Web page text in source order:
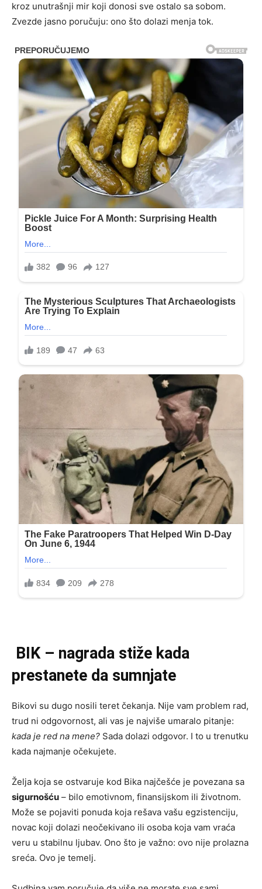
kroz unutrašnji mir koji donosi sve ostalo sa sobom.
Zvezde jasno poručuju: ono što dolazi menja tok.
BIK – nagrada stiže kada
prestanete da sumnjate
Bikovi su dugo nosili teret čekanja. Nije vam problem rad,
trud ni odgovornost, ali vas je najviše umaralo pitanje:
kada je red na mene? Sada dolazi odgovor. I to u trenutku
kada najmanje očekujete.
Želja koja se ostvaruje kod Bika najčešće je povezana sa
sigurnošću – bilo emotivnom, finansijskom ili životnom.
Može se pojaviti ponuda koja rešava vašu egzistenciju,
novac koji dolazi neočekivano ili osoba koja vam vraća
veru u stabilnu ljubav. Ono što je važno: ovo nije prolazna
sreća. Ovo je temelj.